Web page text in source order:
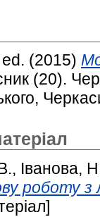
ed. (2015)
(20).
, Іванова,
роботу